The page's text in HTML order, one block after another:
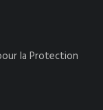
la Protection